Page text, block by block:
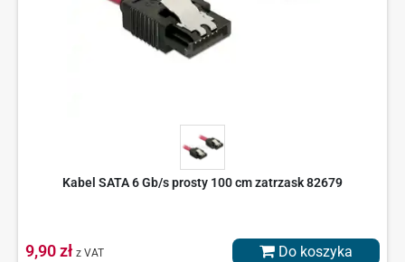
Kabel SATA 6 Gb/s prosty 100 cm zatrzask 82679
9,90 zł z VAT Do koszyka